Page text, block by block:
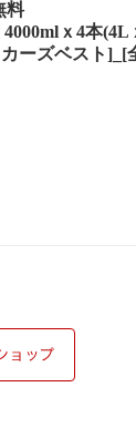
料
ｘ4本
ーズベスト]_[